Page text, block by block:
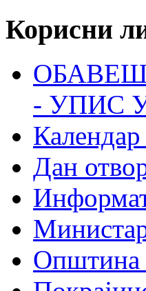
Корисни
- УПИС
Дан
Општина